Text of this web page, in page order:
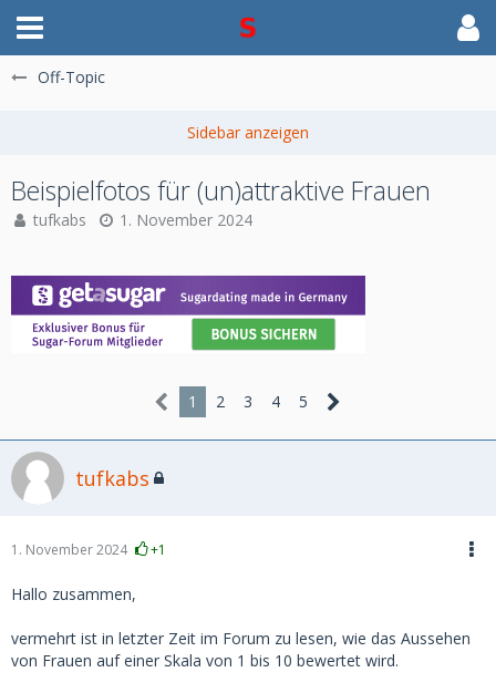
Off-Topic
Beispielfotos für (un)attraktive Frauen
tufkabs 1. November 2024
1 2 3 4 5
tufkabs
1. November 2024 +1
Hallo zusammen,
vermehrt ist in letzter Zeit im Forum zu lesen, wie das Aussehen
von Frauen auf einer Skala von 1 bis 10 bewertet wird.